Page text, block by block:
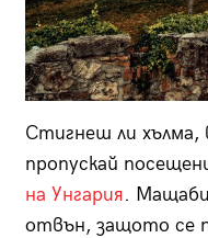
Стигнеш ли хълма,
пропускай
на Унгария.
отвън, защото се